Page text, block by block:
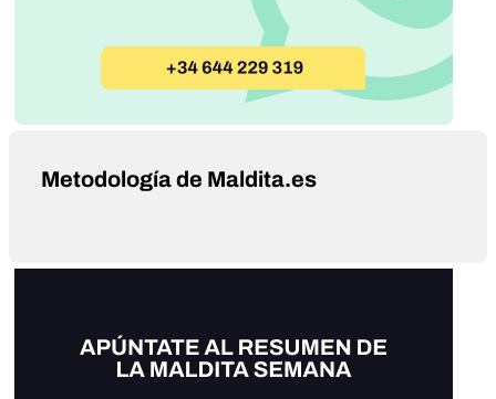
Metodología de Maldita.es